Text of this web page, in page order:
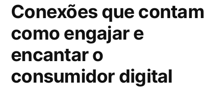
Conexões que contam
como engajar e
encantar o
consumidor digital